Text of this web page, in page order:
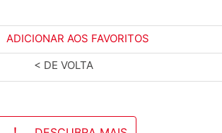
ADICIONAR AOS FAVORITOS
< DE VOLTA